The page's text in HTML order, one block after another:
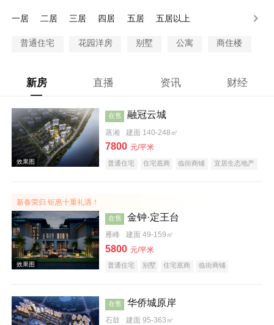
一居
二居 三居 四居 五居 五居以上
普通住宅 花园洋房 别墅 公寓 商住楼
新房 直播 资讯 财经
效果图
在售 融冠云城
蒸湘 建面 140-248㎡
7800 元/平米
普通住宅 住宅底商 临街商铺
宜居生态地产
新春荣归 钜惠十重礼遇！
在售 金钟·定王台
雁峰 建面 49-159㎡
5800 元/平米
普通住宅 别墅 住宅底商
临街商铺
在售 华侨城原岸
石鼓 建面 95-363㎡